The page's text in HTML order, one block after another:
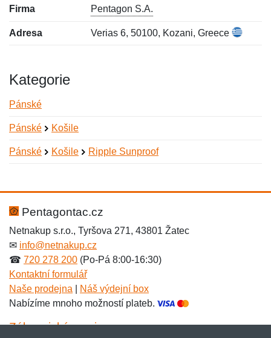
Firma Pentagon S.A.
Adresa Verias 6, 50100, Kozani, Greece
Kategorie
Pánské
Pánské Košile
Pánské Košile Ripple Sunproof
Hodnocení:
Jméno: *
Jméno:
E-mail:*
Pentagontac.cz
Netnakup s.r.o., Tyršova 271, 43801 Žatec
✉ info@netnakup.cz
☎ 720 278 200 (Po-Pá 8:00-16:30)
Kontaktní formulář
Naše prodejna
Náš výdejní box
Nabízíme mnoho možností plateb.
Zákaznický servis